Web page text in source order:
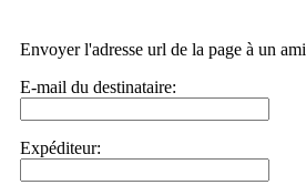
Envoyer l'adresse url de la page à un ami
E-mail du destinataire:
Expéditeur: